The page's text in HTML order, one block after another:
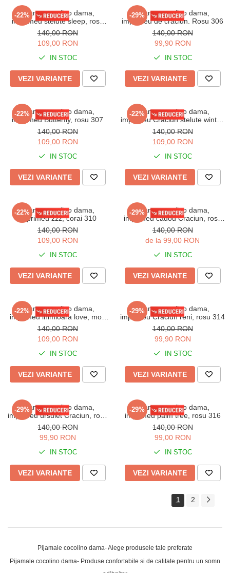
-22%
Pijama cocolino dama,
imprimeu stelute sleep, rosu
305
140,00 RON
109,00 RON
IN STOC
VEZI VARIANTE
-29%
Pijama cocolino dama,
imprimeu de craciun. Rosu 306
140,00 RON
99,90 RON
IN STOC
VEZI VARIANTE
-22%
Pijama cocolino dama,
imprimeu Butterfly, rosu 307
140,00 RON
109,00 RON
IN STOC
VEZI VARIANTE
-22%
Pijama cocolino dama,
imprimeu Craciun stelute winter,
bluemarin 308
140,00 RON
109,00 RON
IN STOC
VEZI VARIANTE
-22%
Pijama cocolino dama,
imprimeu zzz, corai 310
140,00 RON
109,00 RON
IN STOC
VEZI VARIANTE
-29%
Pijama cocolino dama,
imprimeu cadou Craciun, rosu
311
140,00 RON
de la 99,00 RON
IN STOC
VEZI VARIANTE
-22%
Pijama cocolino dama,
imprimeu inimioara love, mov
312
140,00 RON
109,00 RON
IN STOC
VEZI VARIANTE
-29%
Pijama cocolino dama,
imprimeu Craciun reni, rosu 314
140,00 RON
99,90 RON
IN STOC
VEZI VARIANTE
-29%
Pijama cocolino dama,
imprimeu ursulet Craciun, rosu
315
140,00 RON
99,90 RON
IN STOC
VEZI VARIANTE
-29%
Pijama cocolino dama,
imprimeu palm tree, rosu 316
140,00 RON
99,00 RON
IN STOC
VEZI VARIANTE
1 2
Pijamale cocolino dama- Alege produsele tale preferate
Pijamale cocolino dama- Produse confortabile si de calitate pentru un somn